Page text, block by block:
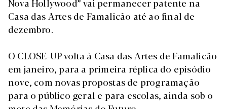
Casa das Artes de Famalicão até ao final de
dezembro.
O CLOSE-UP volta à Casa das Artes de Famalicão
em janeiro, para a primeira réplica do episódio
nove, com novas propostas de programação
para o público geral e para escolas, ainda sob o